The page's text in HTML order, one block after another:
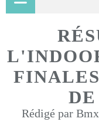
Rédigé par